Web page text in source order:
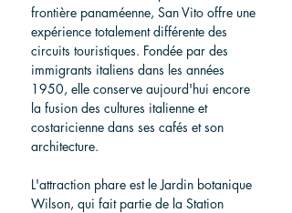
frontière panaméenne, San Vito offre une
expérience totalement différente des
circuits touristiques. Fondée par des
immigrants italiens dans les années
1950, elle conserve aujourd'hui encore
la fusion des cultures italienne et
costaricienne dans ses cafés et son
architecture.
L'attraction phare est le Jardin botanique
Wilson, qui fait partie de la Station